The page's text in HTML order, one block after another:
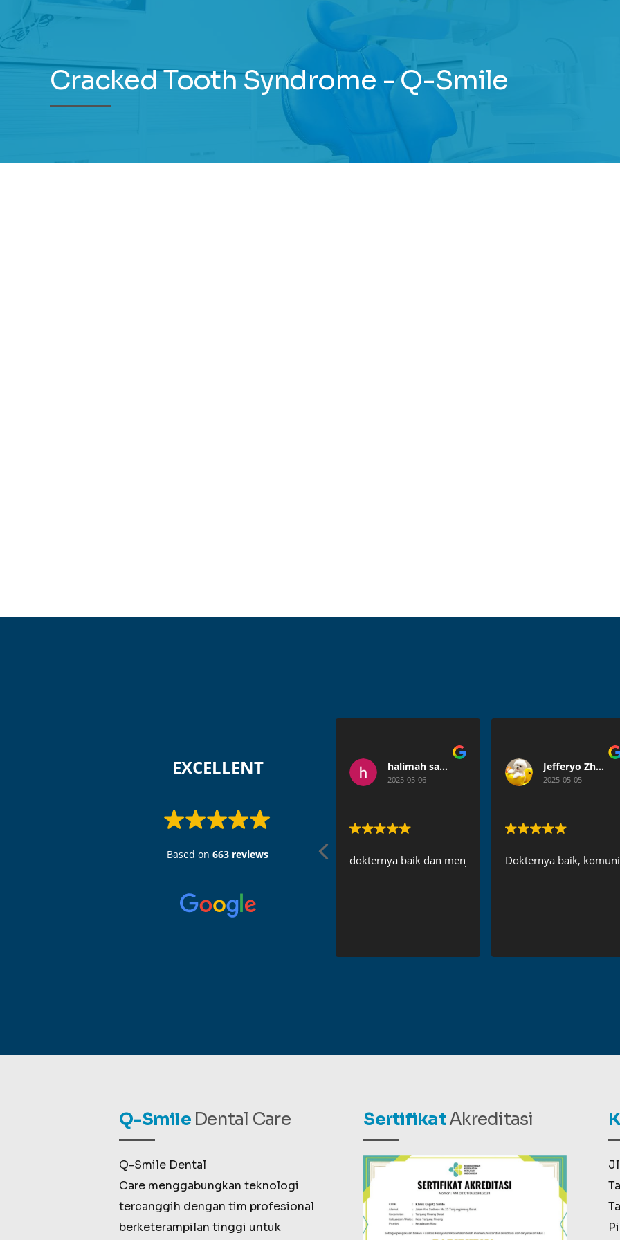
Cracked Tooth Syndrome - Q-Smile
EXCELLENT
Based on 663 reviews
halimah satuldaniah
2025-05-06
dokternya baik dan menjelaskan secara detail
Jefferyo Zhang
2025-05-05
Dokternya baik,
Q-Smile Dental Care
Q-Smile Dental
Care menggabungkan teknologi
tercanggih dengan tim profesional
berketerampilan tinggi untuk
SertifikatAkreditasi